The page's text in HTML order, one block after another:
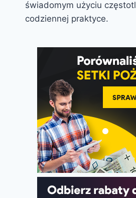
świadomym użyciu
codziennej praktyce.